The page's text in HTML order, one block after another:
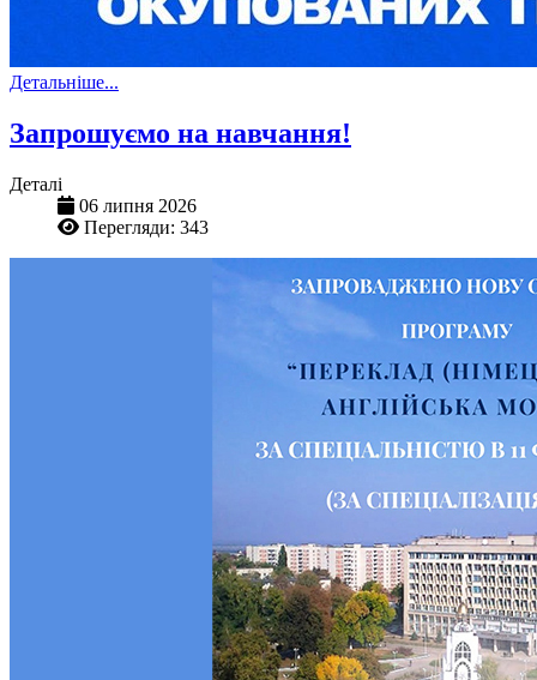
Детальніше...
Запрошуємо на навчання!
Деталі
06 липня 2026
Перегляди: 343